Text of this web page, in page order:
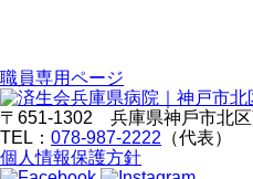
職員専⽤ページ
〒651-1302 兵庫県神⼾市北
TEL： 078-987-2222 （代表）
個人情報保護方針